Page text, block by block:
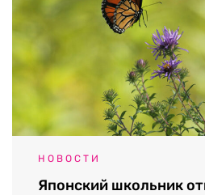
НОВОСТИ
Японский школьник